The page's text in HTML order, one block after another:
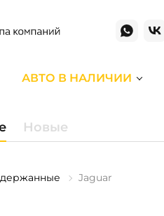
АВТО В НАЛИЧИИ
Новые
Jaguar